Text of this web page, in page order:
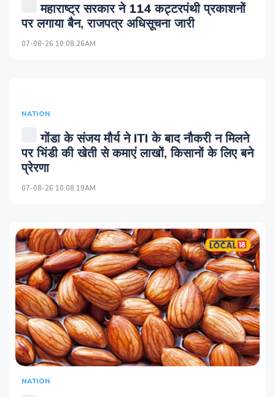
महाराष्ट्र सरकार ने 114 कट्टरपंथी प्रकाशनों
पर लगाया बैन, राजपत्र अधिसूचना जारी
07-08-26 10:08:26AM
NATION
गोंडा के संजय मौर्य ने ITI के बाद नौकरी न मिलने
पर भिंडी की खेती से कमाएं लाखों, किसानों के लिए बने
प्रेरणा
07-08-26 10:08:19AM
NATION